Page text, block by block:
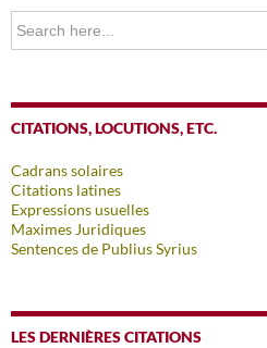
Search
for:
CITATIONS, LOCUTIONS, ETC.
Cadrans solaires
Citations latines
Expressions usuelles
Maximes Juridiques
Sentences de Publius Syrius
LES DERNIÈRES CITATIONS